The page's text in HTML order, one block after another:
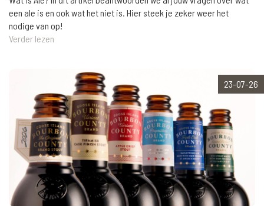
een ale is en ook wat het niet is. Hier steek je zeker weer het
nodige van op!
Verder lezen
23-07-26